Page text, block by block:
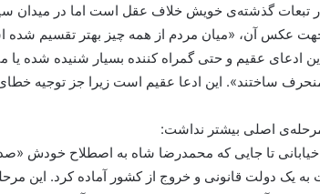
تبعات گذشته‌ی خویش خلاف عقل است اما در میدان
جهت عکس آن، «میان مردم از همه چیز بهتر تقسیم
این ادعای عقیم و حتی گمراه کننده بسیار شنیده شده
منحرف ساختند». این ادعا عقیم است زیرا جز توجیه
تا جایی که محمدرضا شاه به اصطلاح خودش
یک دولت قانونی و خروج از کشور آماده کرد. این